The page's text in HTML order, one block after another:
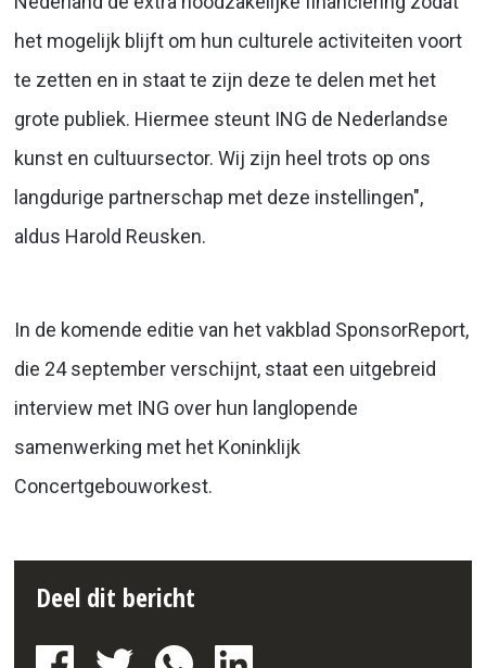
het mogelijk blijft om hun culturele activiteiten voort
te zetten en in staat te zijn deze te delen met het
grote publiek. Hiermee steunt ING de Nederlandse
kunst en cultuursector. Wij zijn heel trots op ons
langdurige partnerschap met deze instellingen",
aldus Harold Reusken.
In de komende editie van het vakblad SponsorReport,
die 24 september verschijnt, staat een uitgebreid
interview met ING over hun langlopende
samenwerking met het Koninklijk
Concertgebouworkest.
Deel dit bericht